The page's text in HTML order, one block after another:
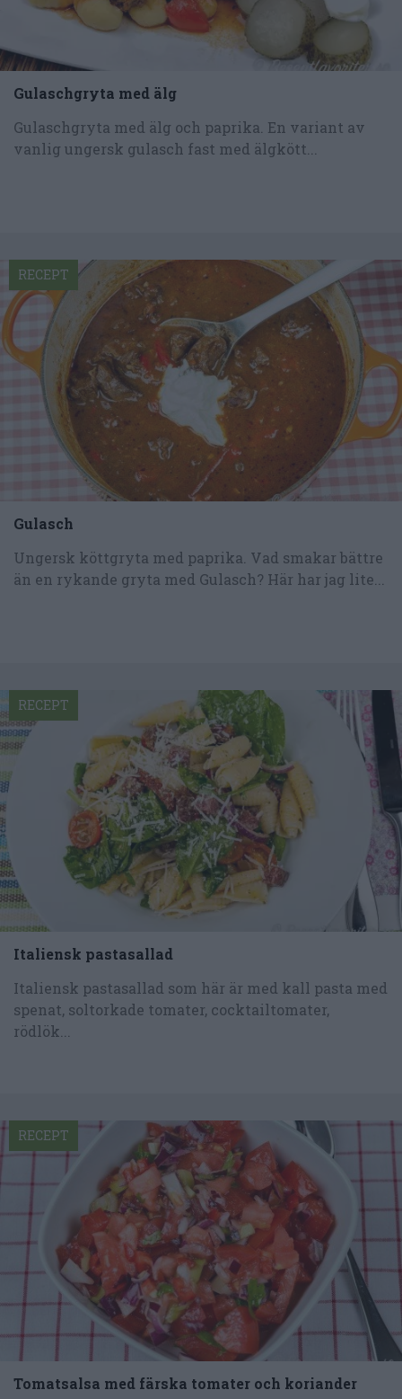
Gulaschgryta med älg
Gulaschgryta med älg och paprika. En variant av
vanlig ungersk gulasch fast med älgkött...
Gulasch
Ungersk köttgryta med paprika. Vad smakar bättre
än en rykande gryta med Gulasch? Här har jag lite...
RECEPT
Italiensk pastasallad
Italiensk pastasallad som här är med kall pasta med
spenat, soltorkade tomater, cocktailtomater,
rödlök...
RECEPT
Tomatsalsa med färska tomater och koriander
RECEPT